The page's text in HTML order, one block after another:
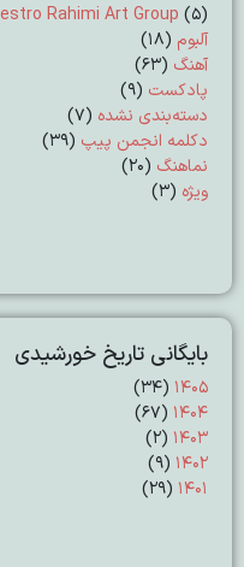
Rahimi Art Group (5)
آلبوم (18)
آهنگ (63)
پادکست (9)
دسته‌بندی نشده (7)
دکلمه انجمن پیپ (39)
نماهنگ (20)
ویژه (3)
بایگانی تاریخ خورشیدی
۱۴۰۵ (۳۴)
۱۴۰۴ (۶۷)
۱۴۰۳ (۲)
۱۴۰۲ (۹)
۱۴۰۱ (۲۹)